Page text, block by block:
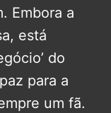
Embora a
está
do
para a
um fã.